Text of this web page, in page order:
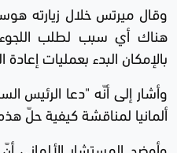
وقال ميرتس خلال زيارته
هناك أي سبب لطلب اللجوء
بالإمكان البدء بعمليات
وأشار إلى أنّه "دعا الرئيس
ألمانيا لمناقشة كيفية حلّ
وأوضح المستشار الألماني